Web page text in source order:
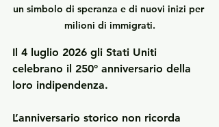
un simbolo di speranza e di nuovi inizi per
milioni di immigrati.
Il 4 luglio 2026 gli Stati Uniti
celebrano il 250° anniversario della
loro indipendenza.
L’anniversario storico non ricorda